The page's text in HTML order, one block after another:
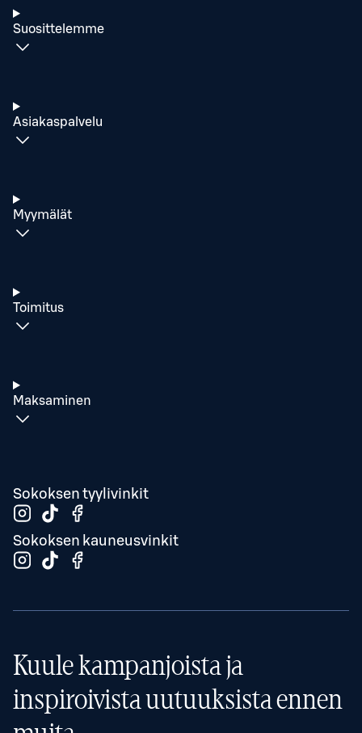
Suosittelemme
Asiakaspalvelu
Myymälät
Toimitus
Maksaminen
Sokoksen tyylivinkit
Sokoksen kauneusvinkit
Kuule kampanjoista ja
inspiroivista uutuuksista ennen